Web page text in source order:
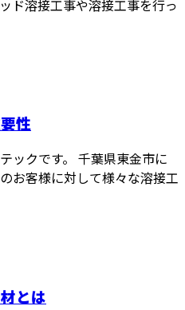
ド溶接工事や溶接工事を行っ
性
ックです。 千葉県東金市に
お客様に対して様々な溶接工
とは